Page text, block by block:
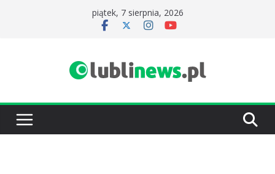
piątek, 7 sierpnia, 2026